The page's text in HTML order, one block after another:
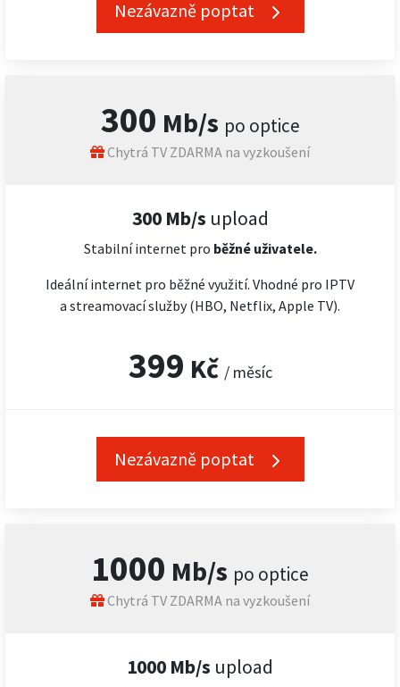
300 Mb/s po optice
Chytrá TV ZDARMA na vyzkoušení
300 Mb/s upload
Stabilní internet pro běžné uživatele.
Ideální internet pro běžné využití. Vhodné pro IPTV
a streamovací služby (HBO, Netflix, Apple TV).
399 Kč / měsíc
Nezávazně poptat
Nezávazně poptat
1000 Mb/s po optice
Chytrá TV ZDARMA na vyzkoušení
1000 Mb/s upload